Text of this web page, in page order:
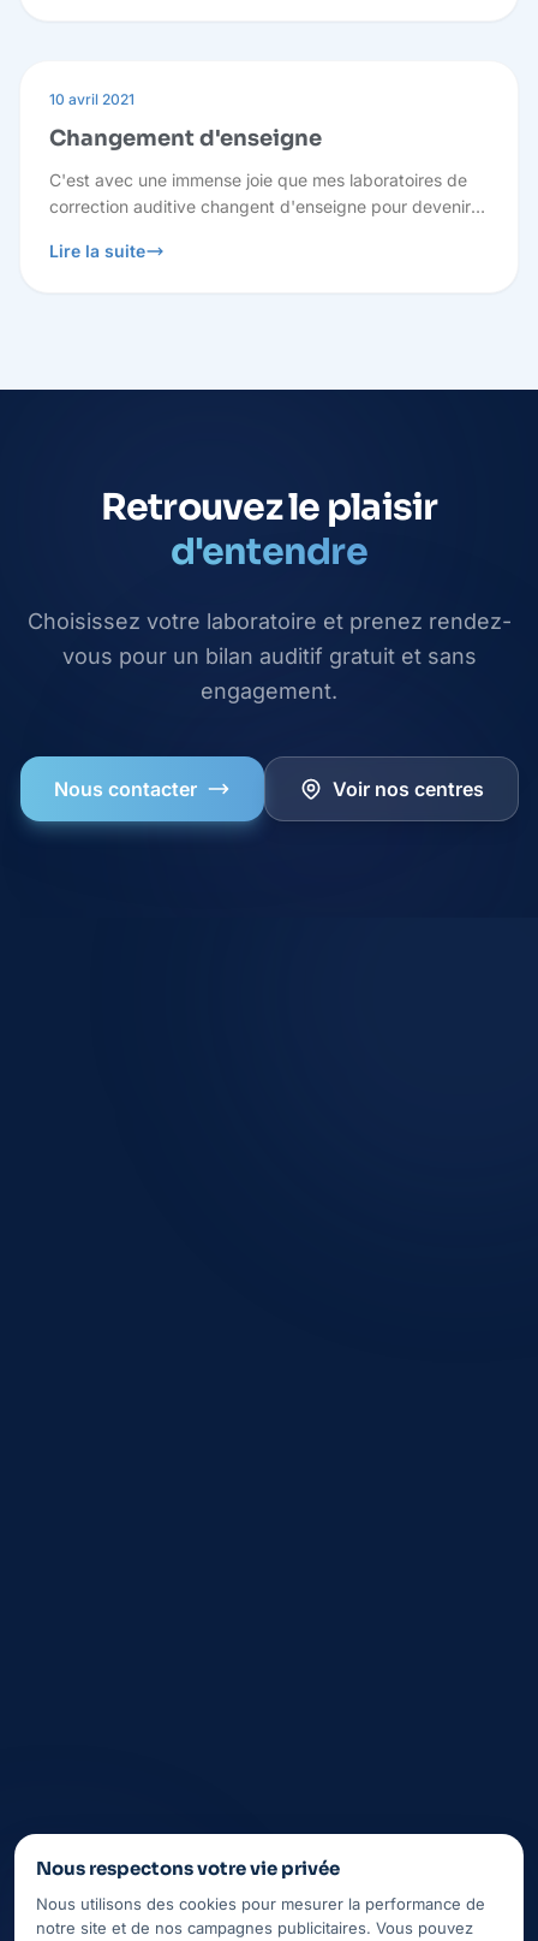
10 avril 2021
Changement d'enseigne
C'est avec une immense joie que mes laboratoires de
correction auditive changent d'enseigne pour devenir :
moi la plus belle promesse que je pouvais faire aux
Lire la suite
Retrouvez le plaisir
d'entendre
Choisissez votre laboratoire et prenez rendez-
vous pour un bilan auditif gratuit et sans
engagement.
Nous contacter Voir nos centres
Nous respectons votre vie privée
Nous utilisons des cookies pour mesurer la performance de
notre site et de nos campagnes publicitaires. Vous pouvez